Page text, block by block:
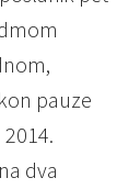
pauze
dva